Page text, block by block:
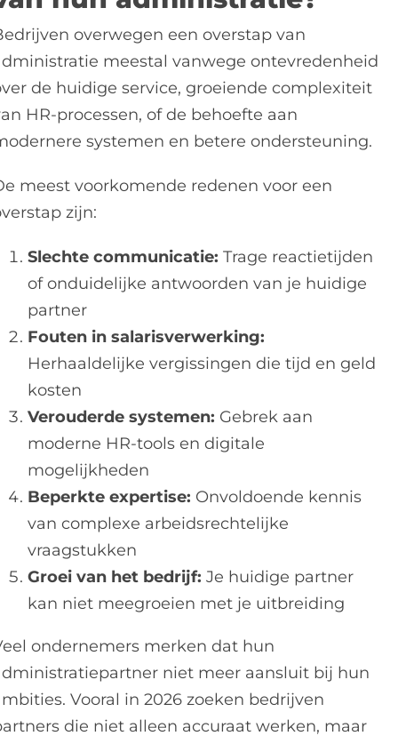
overwegen een overstap van
meestal vanwege ontevredenheid
de huidige service, groeiende complexiteit
HR-processen, of de behoefte aan
systemen en betere ondersteuning.
meest voorkomende redenen voor een
zijn:
Slechte communicatie: Trage reactietijden
of onduidelijke antwoorden van je huidige
partner
Fouten in salarisverwerking:
Herhaaldelijke vergissingen die tijd en geld
kosten
Verouderde systemen: Gebrek aan
moderne HR-tools en digitale
mogelijkheden
Beperkte expertise: Onvoldoende kennis
van complexe arbeidsrechtelijke
vraagstukken
Groei van het bedrijf: Je huidige partner
kan niet meegroeien met je uitbreiding
ondernemers merken dat hun
niet meer aansluit bij hun
Vooral in 2026 zoeken bedrijven
die niet alleen accuraat werken, maar